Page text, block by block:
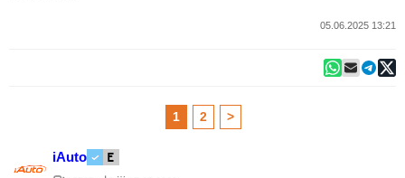
05.06.2025 13:21
1 2 >
iAuto